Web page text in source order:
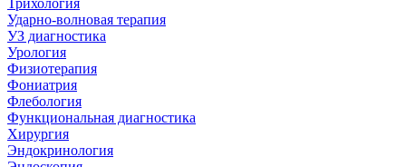
Трихология
Ударно-волновая терапия
УЗ диагностика
Урология
Физиотерапия
Фониатрия
Флебология
Функциональная диагностика
Хирургия
Эндокринология